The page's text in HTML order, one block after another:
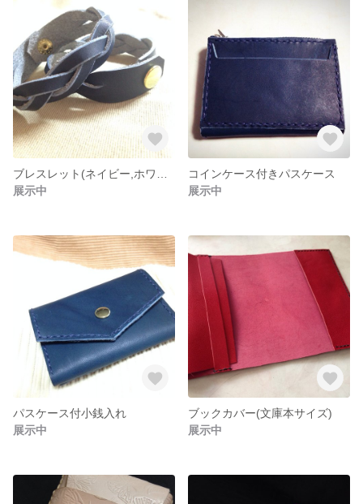
展示中
コインケース付きパスケース
展示中
パスケース付小銭入れ
展示中
ブックカバー(文庫本サイズ)
展示中